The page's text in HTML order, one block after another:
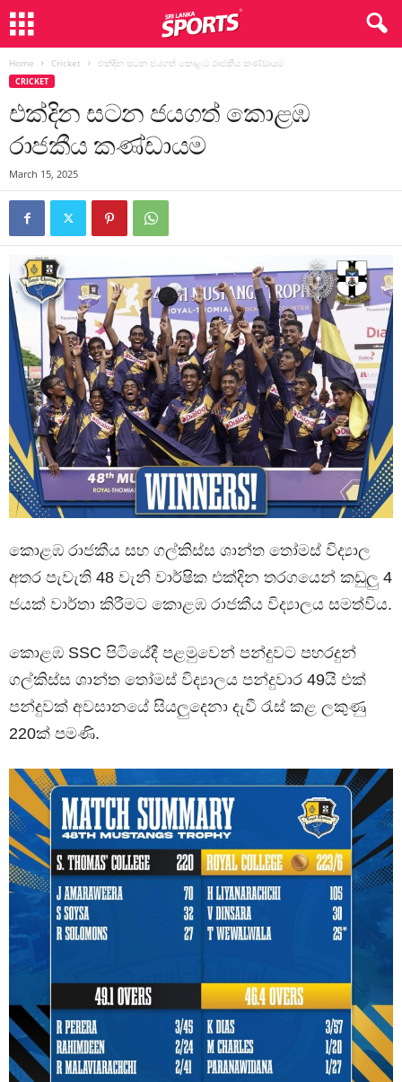
Home Cricket එක්දින සටන ජයගත් කොළඹ රාජකීය කණ්ඩායම
CRICKET
එක්දින සටන ජයගත් කොළඹ
රාජකීය කණ්ඩායම
March 15, 2025
කොළඹ රාජකීය සහ ගල්කිස්ස ශාන්ත තෝමස් විද්‍යාල
අතර පැවැති 48 වැනි වාර්ෂික එක්දින තරගයෙන් කඩුලු 4
ජයක් වාර්තා කිරීමට කොළඹ රාජකීය විද්‍යාලය සමත්විය.
කොළඹ SSC පිටියේදී පළමුවෙන් පන්දුවට පහරදුන්
ගල්කිස්ස ශාන්ත තෝමස් විද්‍යාලය පන්දුවාර 49යි එක්
පන්දුවක් අවසානයේ සියලුදෙනා දැවී රැස් කළ ලකුණු
220ක් පමණි.